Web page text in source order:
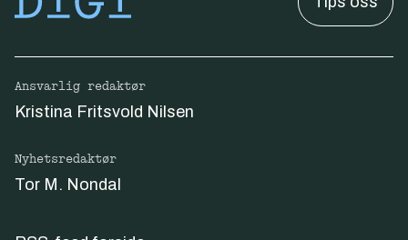
Ansvarlig redaktør
Kristina Fritsvold Nilsen
Nyhetsredaktør
Tor M. Nondal